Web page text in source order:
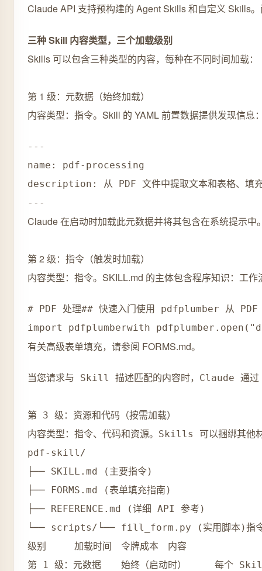
Claude API 支持预构建的 Agent Skills 和自定义 Skills
三种 Skill 内容类型，三个加载级别
Skills 可以包含三种类型的内容，每种在不同时间加载：
第 1 级：元数据（始终加载）
内容类型：指令。Skill 的 YAML 前置数据提供发现信息
---
name: pdf-processing
description: 从 PDF 文件中提取文本和表格、填充
Claude 在启动时加载此元数据并将其包含在系统提示
第 2 级：指令（触发时加载）
内容类型：指令。SKILL.md 的主体包含程序知识：工
# PDF 处理## 快速入门使用 pdfplumber 从
有关高级表单填充，请参阅 FORMS.md。
当您请求与 Skill 描述匹配的内容时，Claude 通过
第 3 级：资源和代码（按需加载）
内容类型：指令、代码和资源。Skills 可以捆绑其他
pdf-skill/
├── SKILL.md (主要指令)
├── FORMS.md (表单填充指南)
├── REFERENCE.md (详细 API 参考)
└── scripts/└── fill_form.py (实用脚本)指令：包含
级别	加载时间	令牌成本	内容
第 1 级：元数据	始终（启动时）	每个 Skill 约 100 个令牌	YAML 前置数据中的 name 和 description